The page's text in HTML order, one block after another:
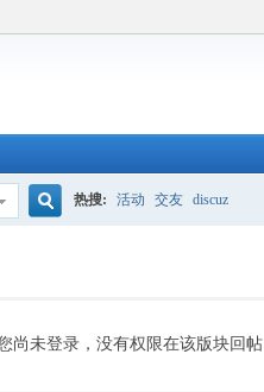
索
热搜: 活动 交友 discuz
尚未登录，没有权限在该版块回帖